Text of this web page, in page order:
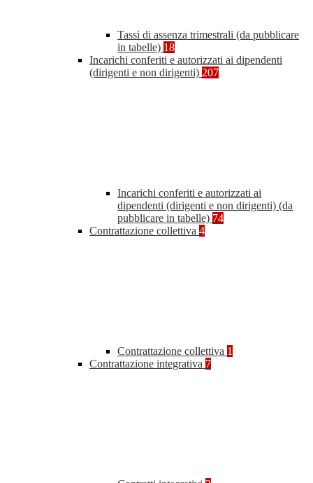
Tassi di assenza trimestrali (da pubblicare
in tabelle) 18
Incarichi conferiti e autorizzati ai dipendenti
(dirigenti e non dirigenti) 207
Incarichi conferiti e autorizzati ai
dipendenti (dirigenti e non dirigenti) (da
pubblicare in tabelle) 74
Contrattazione collettiva 4
Contrattazione collettiva 1
Contrattazione integrativa 7